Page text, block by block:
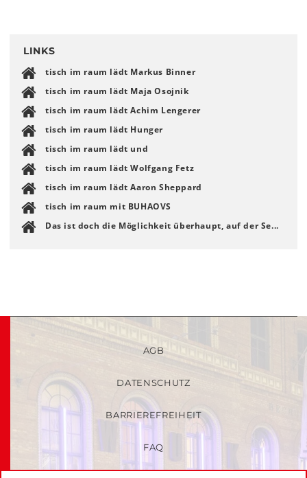
LINKS
tisch im raum lädt Markus Binner
tisch im raum lädt Maja Osojnik
tisch im raum lädt Achim Lengerer
tisch im raum lädt Hunger
tisch im raum lädt und
tisch im raum lädt Wolfgang Fetz
tisch im raum lädt Aaron Sheppard
tisch im raum mit BUHAOVS
Das ist doch die Möglichkeit überhaupt, auf der Se...
AGB
DATENSCHUTZ
BARRIEREFREIHEIT
FAQ